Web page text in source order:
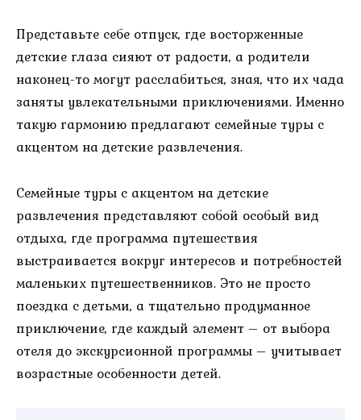
Представьте себе отпуск, где восторженные
детские глаза сияют от радости, а родители
наконец-то могут расслабиться, зная, что их чада
заняты увлекательными приключениями. Именно
такую гармонию предлагают семейные туры с
акцентом на детские развлечения.
Семейные туры с акцентом на детские
развлечения представляют собой особый вид
отдыха, где программа путешествия
выстраивается вокруг интересов и потребностей
маленьких путешественников. Это не просто
поездка с детьми, а тщательно продуманное
приключение, где каждый элемент – от выбора
отеля до экскурсионной программы – учитывает
возрастные особенности детей.